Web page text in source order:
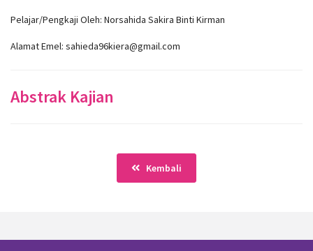
Pelajar/Pengkaji Oleh: Norsahida Sakira Binti Kirman
Alamat Emel: sahieda96kiera@gmail.com
Abstrak Kajian
Kembali